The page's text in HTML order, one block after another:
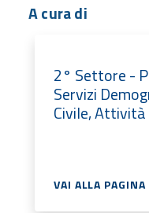
A cura di
2° Settore -
Servizi
Civile,
VAI ALLA PAGINA